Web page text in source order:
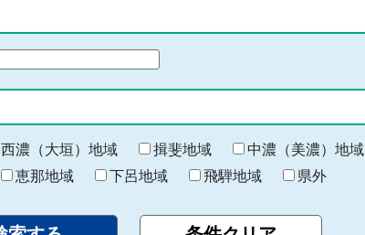
西濃（大垣）地域 揖斐地域 中濃（美濃）地域
恵那地域 下呂地域 飛騨地域 県外